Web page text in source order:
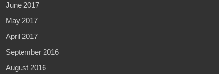
June 2017
May 2017
April 2017
September 2016
August 2016